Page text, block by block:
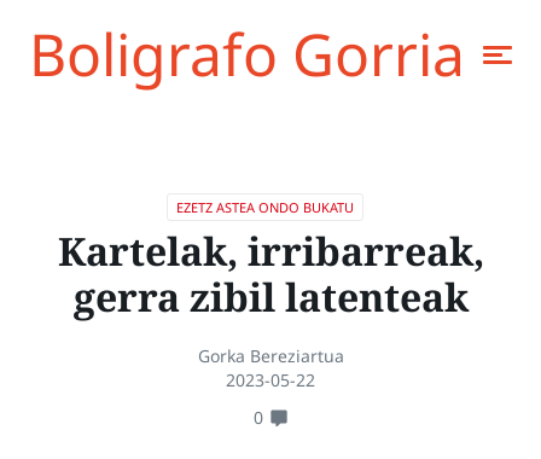
Boligrafo Gorria
EZETZ ASTEA ONDO BUKATU
Kartelak, irribarreak,
gerra zibil latenteak
Gorka Bereziartua
2023-05-22
0